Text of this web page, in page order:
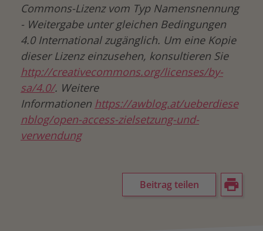
Commons-Lizenz vom Typ Namensnennung
- Weitergabe unter gleichen Bedingungen
4.0 International zugänglich. Um eine Kopie
dieser Lizenz einzusehen, konsultieren Sie
http://creativecommons.org/licenses/by-
sa/4.0/. Weitere
Informationen https://awblog.at/ueberdiese
nblog/open-access-zielsetzung-und-
verwendung
Beitrag teilen